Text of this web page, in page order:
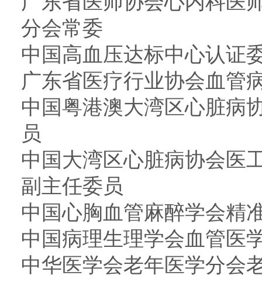
分会常委
中国高血压达标中心认证
广东省医疗行业协会血管
中国粤港澳大湾区心脏病
员
中国大湾区心脏病协会医
副主任委员
中国心胸血管麻醉学会精
中国病理生理学会血管医
中华医学会老年医学分会